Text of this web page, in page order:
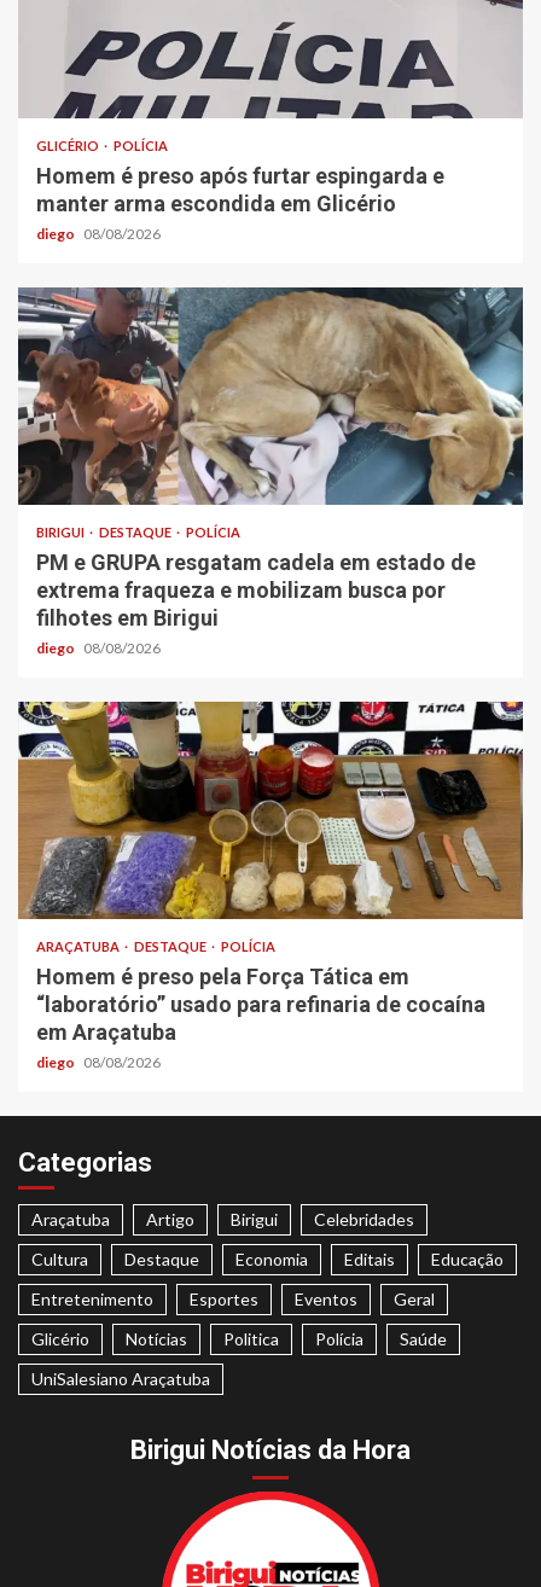
GLICÉRIO POLÍCIA
Homem é preso após furtar espingarda e
manter arma escondida em Glicério
diego 08/08/2026
BIRIGUI DESTAQUE POLÍCIA
PM e GRUPA resgatam cadela em estado de
extrema fraqueza e mobilizam busca por
filhotes em Birigui
diego 08/08/2026
ARAÇATUBA DESTAQUE POLÍCIA
Homem é preso pela Força Tática em
“laboratório” usado para refinaria de cocaína
em Araçatuba
diego 08/08/2026
Categorias
Araçatuba Artigo Birigui
Celebridades
Cultura
Destaque Economia Editais
Educação
Entretenimento
Esportes Eventos
Geral
Glicério
Notícias Politica Polícia
Saúde
UniSalesiano Araçatuba
Birigui Notícias da Hora